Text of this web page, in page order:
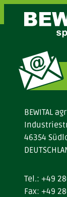
BEWITAL
46354
Tel.: +49
Fax: +49